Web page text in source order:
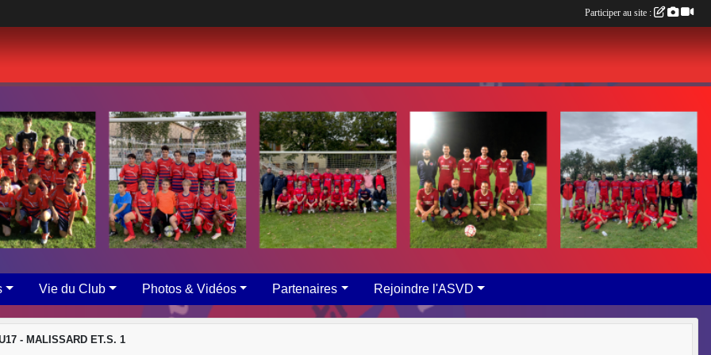
Vie du Club Photos & Vidéos Partenaires Rejoindre l'ASVD
- MALISSARD ET.S. 1
Participer au site :